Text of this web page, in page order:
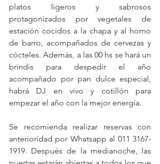
platos ligeros y sabrosos
protagonizados por vegetales de
estación cocidos a la chapa y al horno
de barro, acompañados de cervezas y
cócteles. Además, a las 00 hs se hará un
brindis para despedir el año
acompañado por pan dulce especial,
habrá DJ en vivo y cotillón para
empezar el año con la mejor energía.
Se recomienda realizar reservas con
anterioridad por Whatsapp al 011 3167-
1919. Después de la medianoche, las